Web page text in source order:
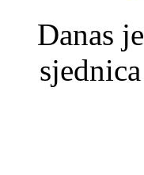
Danas